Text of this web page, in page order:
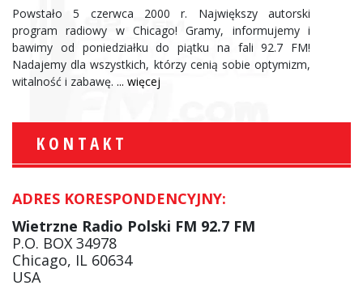
Powstało 5 czerwca 2000 r. Największy autorski
program radiowy w Chicago! Gramy, informujemy i
bawimy od poniedziałku do piątku na fali 92.7 FM!
Nadajemy dla wszystkich, którzy cenią sobie optymizm,
witalność i zabawę. ... więcej
KONTAKT
ADRES KORESPONDENCYJNY:
Wietrzne Radio Polski FM 92.7 FM
P.O. BOX 34978
Chicago, IL 60634
USA